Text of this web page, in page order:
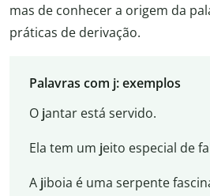
mas de conhecer a origem da
práticas de derivação.
Palavras com j: exemplos
O jantar está servido.
Ela tem um jeito especial de
A jiboia é uma serpente